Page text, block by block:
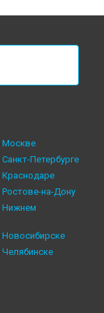
Москве
Санкт-Петербурге
Краснодаре
Ростове-на-Дону
Нижнем
Новосибирске
Челябинске